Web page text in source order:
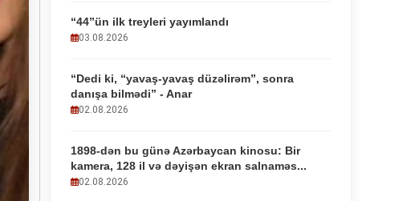
“44”ün ilk treyleri yayımlandı
03.08.2026
“Dedi ki, “yavaş-yavaş düzəlirəm”, sonra
danışa bilmədi” - Anar
02.08.2026
1898-dən bu günə Azərbaycan kinosu: Bir
kamera, 128 il və dəyişən ekran salnaməs...
02.08.2026